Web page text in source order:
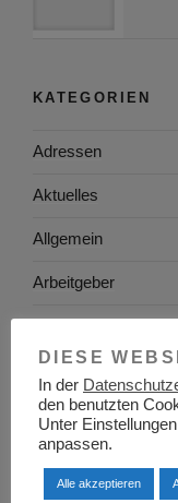
KATEGORIEN
Adressen
Aktuelles
Allgemein
Arbeitgeber
Arbeitsrecht
Arbeitswelt
Arbeitszeugnis
DIESE
In der
den benutzten
Unter
anpassen.
Alle akzeptieren